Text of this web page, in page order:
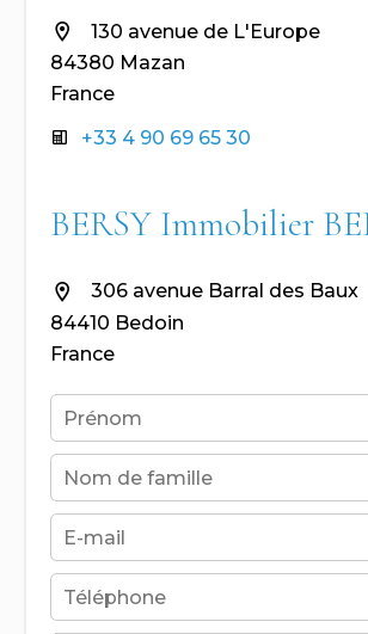
130 avenue de L'Europe
84380 Mazan
France
+33 4 90 69 65 30
BERSY Immobilier
306 avenue Barral des Baux
84410 Bedoin
France